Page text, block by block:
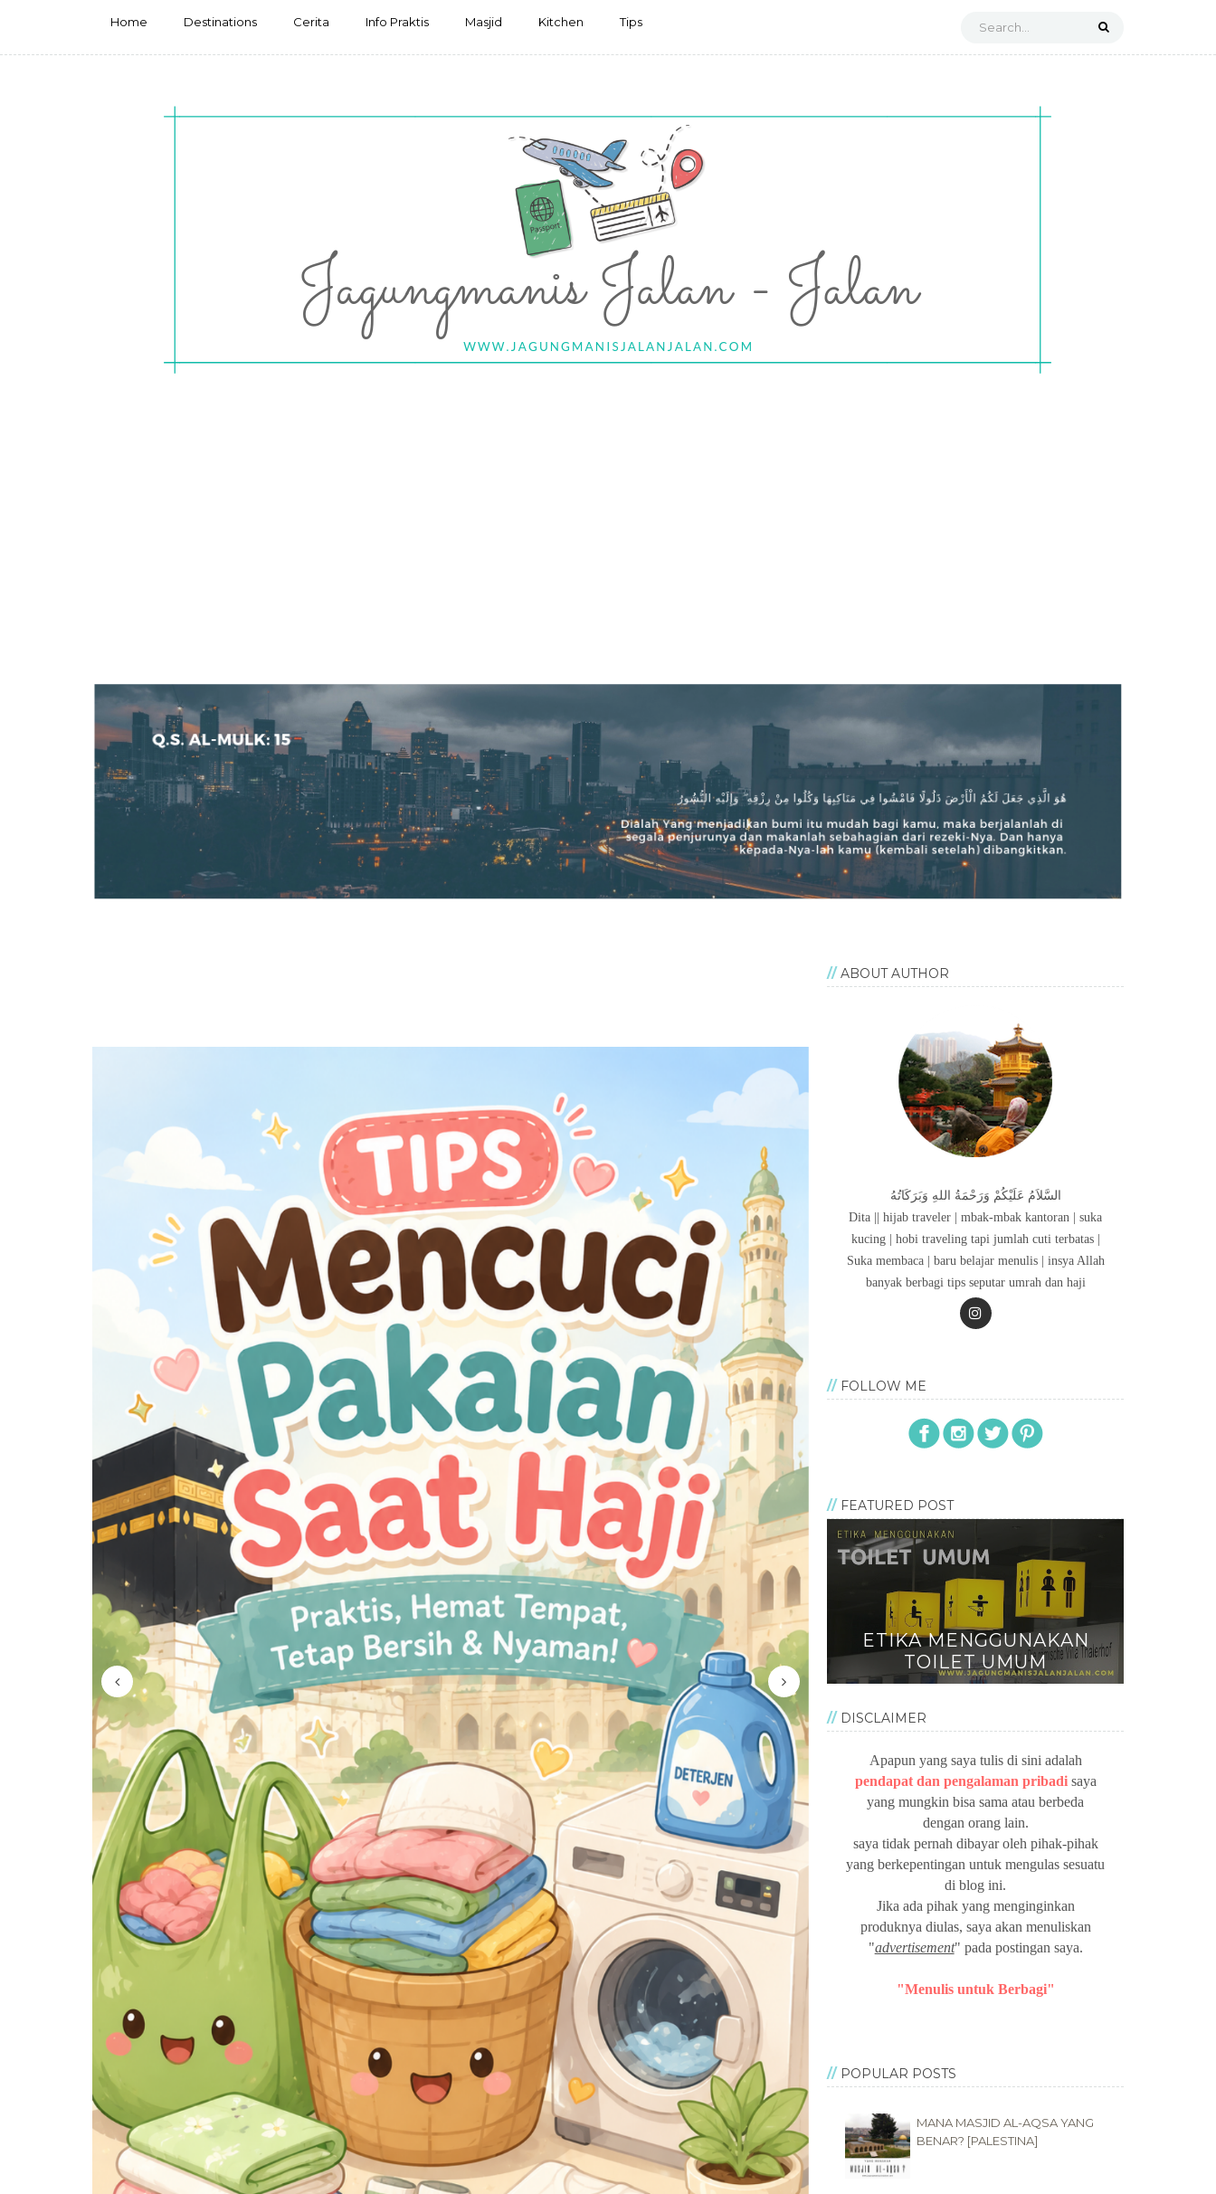
Home Destinations Cerita Info Praktis Masjid Kitchen Tips
ABOUT AUTHOR
السَّلاَمُ عَلَيْكُمْ وَرَحْمَةُ اللهِ وَبَرَكَاتُهُ
Dita || hijab traveler | mbak-mbak kantoran | suka
kucing | hobi traveling tapi jumlah cuti terbatas |
Suka membaca | baru belajar menulis | insya Allah
banyak berbagi tips seputar umrah dan haji
FOLLOW ME
FEATURED POST
ETIKA MENGGUNAKAN
TOILET UMUM
DISCLAIMER
Apapun yang saya tulis di sini adalah
pendapat dan pengalaman pribadisaya
yang mungkin bisa sama atau berbeda
dengan orang lain.
saya tidak pernah dibayar oleh pihak-pihak
yang berkepentingan untuk mengulas sesuatu
di blog ini.
Jika ada pihak yang menginginkan
produknya diulas, saya akan menuliskan
"advertisement" pada postingan saya.
"Menulis untuk Berbagi"
POPULAR POSTS
MANA MASJID AL-AQSA YANG
BENAR? [PALESTINA]